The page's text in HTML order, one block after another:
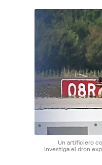
Un artificiero
investiga el dron